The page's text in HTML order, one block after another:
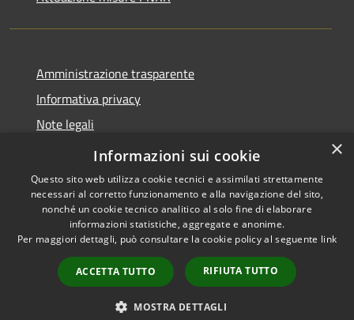
Amministrazione trasparente
Informativa privacy
Note legali
Dichiarazione di accessibilità
Accessibilità
Copyright © 2026 • Comune di
Casciana Terme Lari • Powered
byMunicipium
Accesso
redazione
×
Informazioni sui cookie
Questo sito web utilizza cookie tecnici e assimilati strettamente
necessari al corretto funzionamento e alla navigazione del sito,
nonché un cookie tecnico analitico al solo fine di elaborare
informazioni statistiche, aggregate e anonime.
Per maggiori dettagli, può consultare la cookie policy al seguente link
ACCETTA TUTTO RIFIUTA TUTTO
MOSTRA DETTAGLI